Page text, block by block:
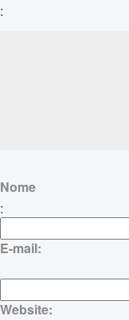
:
Nome
:
E-mail:
Website: